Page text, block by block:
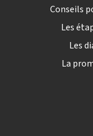
Conseils
Les
Les
La